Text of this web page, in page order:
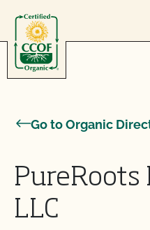
Go to Organic
PureRoots
LLC